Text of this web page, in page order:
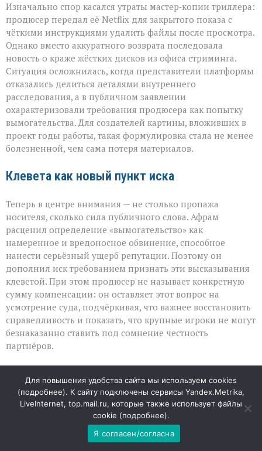
Изначально спор касался утраты мастер‑копии триллера:
продюсер передал её Netflix для закрытого показа с
чёткими инструкциями удалить файлы после просмотра.
Однако вместо аккуратного возврата последовала
новость о краже жёстких дисков из офиса стриминга.
Ситуация осложнилась, когда представители платформы
отказались делиться деталями внутреннего
расследования, а в публичном заявлении
охарактеризовали требования продюсера как попытку
вымогательства. Для создателей картины, вложивших в
проект годы работы, такая формулировка стала не менее
болезненной, чем сама потеря материалов.
Клевета как новый пункт иска
Теперь в центре внимания — не столько пропажа
носителя, сколько сила публичного слова. Афрам
расценил определение «вымогательство» как
намеренное и вредоносное обвинение, способное
нанести серьёзный ущерб репутации. Поэтому он
дополнил иск требованием признать эти высказывания
клеветой. При этом продюсер не называет конкретную
сумму компенсации: он оставляет этот вопрос на
усмотрение суда, подчёркивая, что важнее восстановить
справедливость и показать, что крупные игроки не могут
безнаказанно ставить под сомнение честность
партнёров.
Fortitude — не рядовой проект, а семилетняя работа, в
которую вложены не только финансы, но и личные
амбиции команды. В центре сюжета — шпион времён
Второй мировой войны, чья история вдохновила образ
Для повышения удобства сайта мы используем cookies
(подробнее). К сайту подключены сервисы Yandex.Metrika,
LiveInternet, top.mail.ru, которые также использует файлы
cookie (подробнее).
Я согласен/согласна